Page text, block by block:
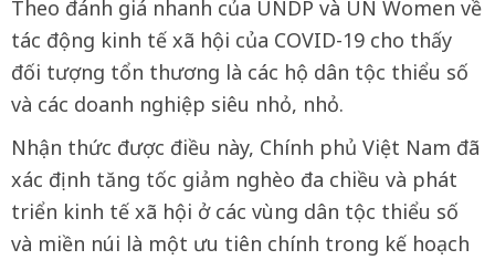
Theo đánh giá nhanh của UNDP và UN Women về
tác động kinh tế xã hội của COVID-19 cho thấy
đối tượng tổn thương là các hộ dân tộc thiểu số
và các doanh nghiệp siêu nhỏ, nhỏ.
Nhận thức được điều này, Chính phủ Việt Nam đã
xác định tăng tốc giảm nghèo đa chiều và phát
triển kinh tế xã hội ở các vùng dân tộc thiểu số
và miền núi là một ưu tiên chính trong kế hoạch